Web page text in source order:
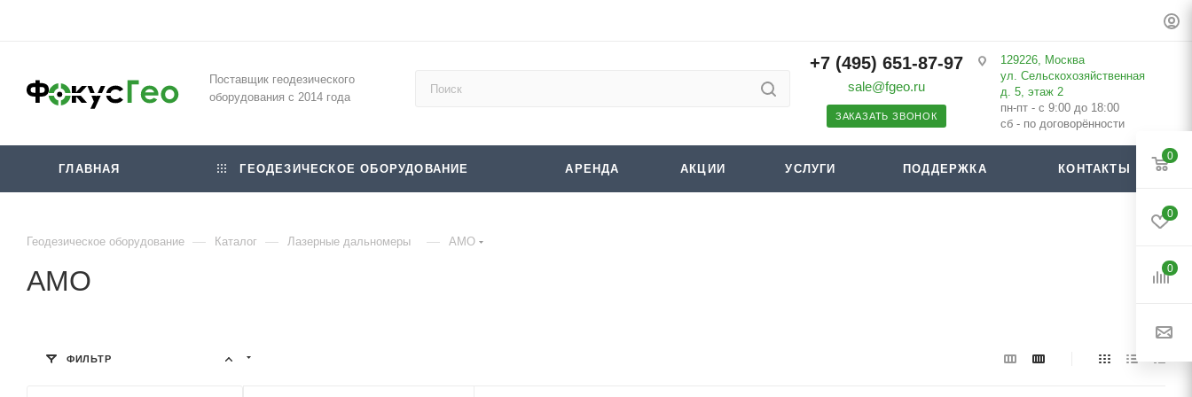
Поставщик геодезического
оборудования с 2014 года
+7 (495) 651-87-97
sale@fgeo.ru
ЗАКАЗАТЬ ЗВОНОК
129226, Москва
ул. Сельскохозяйственная
д. 5, этаж 2
пн-пт - с 9:00 до 18:00
сб - по договорённости
ГЛАВНАЯ ГЕОДЕЗИЧЕСКОЕ ОБОРУДОВАНИЕ АРЕНДА АКЦИИ УСЛУГИ ПОДДЕРЖКА КОНТАКТЫ
Геодезическое оборудование — Каталог — Лазерные дальномеры — AMO
AMO
ФИЛЬТР
0
0
0